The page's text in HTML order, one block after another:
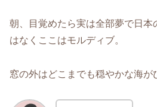
朝、目覚めたら実は全部夢で日
はなくここはモルディブ。
窓の外はどこまでも穏やかな海が